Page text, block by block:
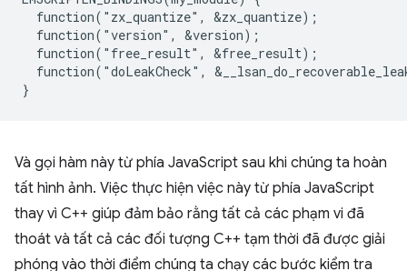
  function("zx_quantize", &zx_quantize);
  function("version", &version);
  function("free_result", &free_result);
function("doLeakCheck",
Và gọi hàm này từ phía JavaScript sau khi chúng ta hoàn
tất hình ảnh. Việc thực hiện việc này từ phía JavaScript
thay vì C++ giúp đảm bảo rằng tất cả các phạm vi đã
thoát và tất cả các đối tượng C++ tạm thời đã được giải
phóng vào thời điểm chúng ta chạy các bước kiểm tra